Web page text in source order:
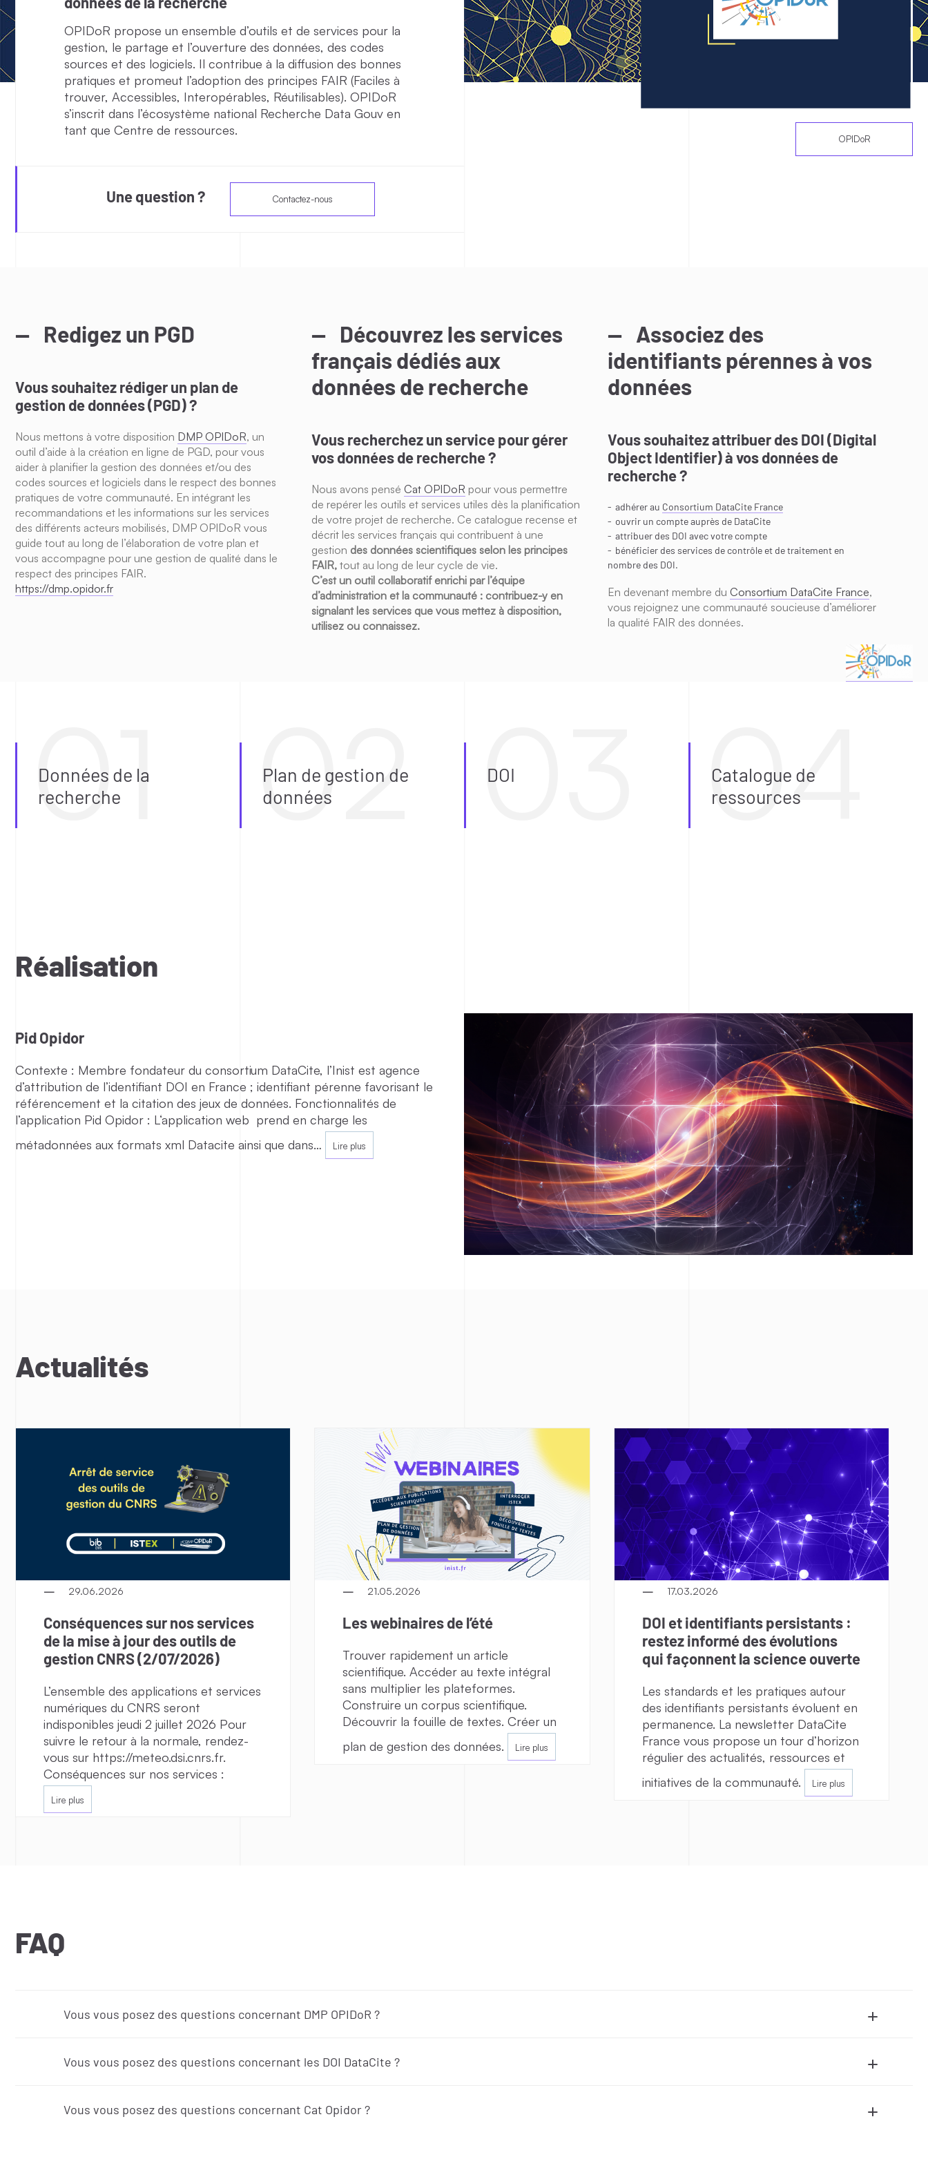
OPIDoR propose un ensemble d’outils et de services pour la
gestion, le partage et l’ouverture des données, des codes
sources et des logiciels. Il contribue à la diffusion des bonnes
pratiques et promeut l’adoption des principes FAIR (Faciles à
trouver, Accessibles, Interopérables, Réutilisables). OPIDoR
s’inscrit dans l’écosystème national Recherche Data Gouv en
tant que Centre de ressources.
Une question ? Contactez-nous
OPIDoR
Redigez un PGD
Vous souhaitez rédiger un plan de
gestion de données (PGD) ?
Nous mettons à votre disposition DMP OPIDoR, un
outil d’aide à la création en ligne de PGD, pour vous
aider à planifier la gestion des données et/ou des
codes sources et logiciels dans le respect des bonnes
pratiques de votre communauté. En intégrant les
recommandations et les informations sur les services
des différents acteurs mobilisés, DMP OPIDoR vous
guide tout au long de l’élaboration de votre plan et
vous accompagne pour une gestion de qualité dans le
respect des principes FAIR.
https://dmp.opidor.fr
Découvrez les services
français dédiés aux
données de recherche
Vous recherchez un service pour gérer
vos données de recherche ?
Nous avons pensé Cat OPIDoR pour vous permettre
de repérer les outils et services utiles dès la planification
de votre projet de recherche. Ce catalogue recense et
décrit les services français qui contribuent à une
gestion des données scientifiques selon les principes
FAIR, tout au long de leur cycle de vie.
C’est un outil collaboratif enrichi par l’équipe
d’administration et la communauté : contribuez-y en
signalant les services que vous mettez à disposition,
utilisez ou connaissez.
Associez des
identifiants pérennes à vos
données
Vous souhaitez attribuer des DOI (Digital
Object Identifier) à vos données de
recherche ?
adhérer au Consortium DataCite France
ouvrir un compte auprès de DataCite
attribuer des DOI avec votre compte
bénéficier des services de contrôle et de traitement en
nombre des DOI.
En devenant membre du Consortium DataCite France,
vous rejoignez une communauté soucieuse d’améliorer
la qualité FAIR des données.
Données de la
recherche
Plan de gestion de
données
DOI
Catalogue de
ressources
Réalisation
Pid Opidor
Contexte : Membre fondateur du consortium DataCite, l’Inist est agence
d’attribution de l’identifiant DOI en France ; identifiant pérenne favorisant le
référencement et la citation des jeux de données. Fonctionnalités de
l’application Pid Opidor : L‘application web prend en charge les
métadonnées aux formats xml Datacite ainsi que dans…
Lire plus
Actualités
29.06.2026
Conséquences sur nos services
de la mise à jour des outils de
gestion CNRS (2/07/2026)
L’ensemble des applications et services
numériques du CNRS seront
indisponibles jeudi 2 juillet 2026 Pour
suivre le retour à la normale, rendez-
vous sur https://meteo.dsi.cnrs.fr.
Conséquences sur nos services :
Lire plus
21.05.2026
Les webinaires de l’été
Trouver rapidement un article
scientifique. Accéder au texte intégral
sans multiplier les plateformes.
Construire un corpus scientifique.
Découvrir la fouille de textes. Créer un
plan de gestion des données.
Lire plus
17.03.2026
DOI et identifiants persistants :
restez informé des évolutions
qui façonnent la science ouverte
Les standards et les pratiques autour
des identifiants persistants évoluent en
permanence. La newsletter DataCite
France vous propose un tour d’horizon
régulier des actualités, ressources et
initiatives de la communauté.
Lire plus
FAQ
Vous vous posez des questions concernant DMP OPIDoR ?
Vous vous posez des questions concernant les DOI DataCite ?
Vous vous posez des questions concernant Cat Opidor ?